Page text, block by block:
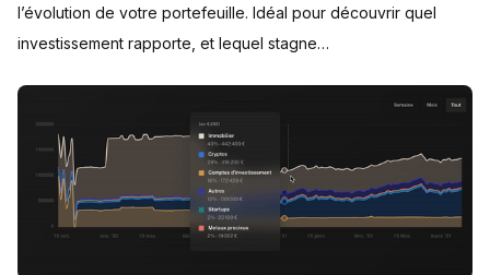
l’évolution de votre portefeuille. Idéal pour découvrir quel
investissement rapporte, et lequel stagne…